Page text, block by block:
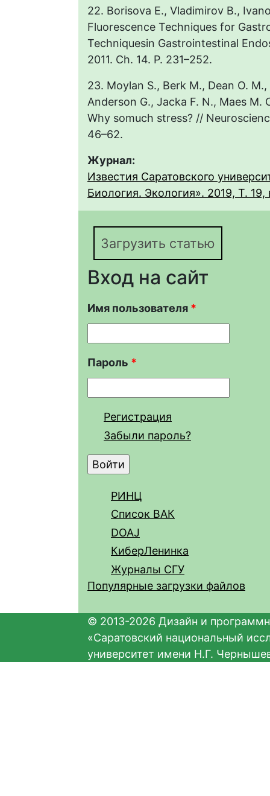
22. Borisova E., Vladimirov B.,
Fluorescence Techniques for
Techniquesin Gastrointestinal
2011. Ch. 14. P. 231–252.
23. Moylan S., Berk M., Dean O. M.,
Anderson G., Jacka F. N., Maes
Why somuch stress? //
46–62.
Журнал:
Известия Саратовского
Биология. Экология». 2019, Т. 19,
Загрузить статью
Вход на сайт
Имя пользователя *
Пароль *
Регистрация
Забыли пароль?
РИНЦ
Список ВАК
DOAJ
КиберЛенинка
Журналы СГУ
Популярные загрузки файлов
© 2013-2026 Дизайн и
«Саратовский национальный
университет имени Н.Г.